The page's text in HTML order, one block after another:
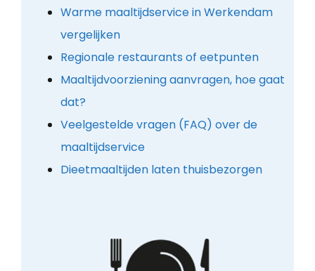
Warme maaltijdservice in Werkendam
vergelijken
Regionale restaurants of eetpunten
Maaltijdvoorziening aanvragen, hoe gaat
dat?
Veelgestelde vragen (FAQ) over de
maaltijdservice
Dieetmaaltijden laten thuisbezorgen